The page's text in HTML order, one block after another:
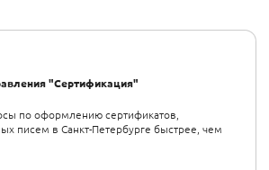
"Сертификация"
по оформлению сертификатов,
писем в Санкт-Петербурге быстрее, чем